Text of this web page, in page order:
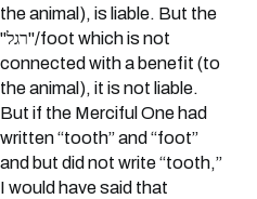
the animal), is liable. But the
"רגל"/foot which is not
connected with a benefit (to
the animal), it is not liable.
But if the Merciful One had
written “tooth” and “foot”
and but did not write “tooth,”
I would have said that